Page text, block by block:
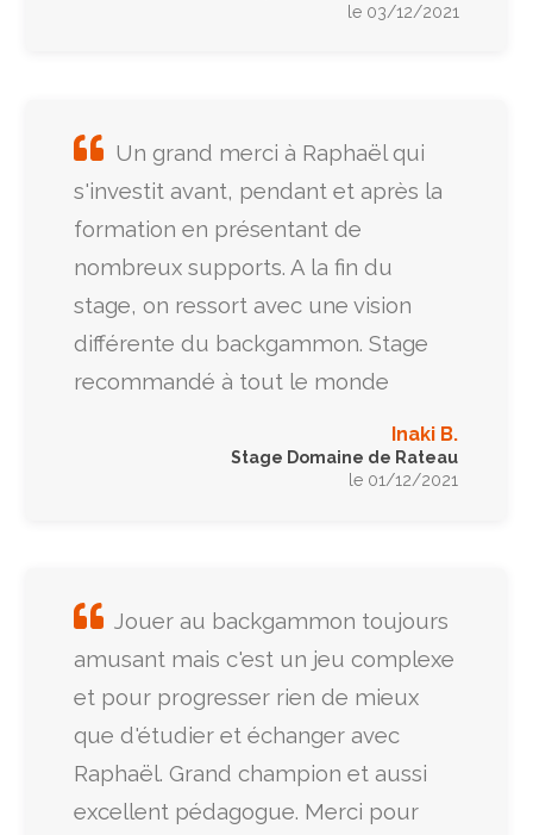
le 03/12/2021
Un grand merci à Raphaël qui
s'investit avant, pendant et après la
formation en présentant de
nombreux supports. A la fin du
stage, on ressort avec une vision
différente du backgammon. Stage
recommandé à tout le monde
Inaki B.
Stage Domaine de Rateau
le 01/12/2021
Jouer au backgammon toujours
amusant mais c'est un jeu complexe
et pour progresser rien de mieux
que d'étudier et échanger avec
Raphaël. Grand champion et aussi
excellent pédagogue. Merci pour